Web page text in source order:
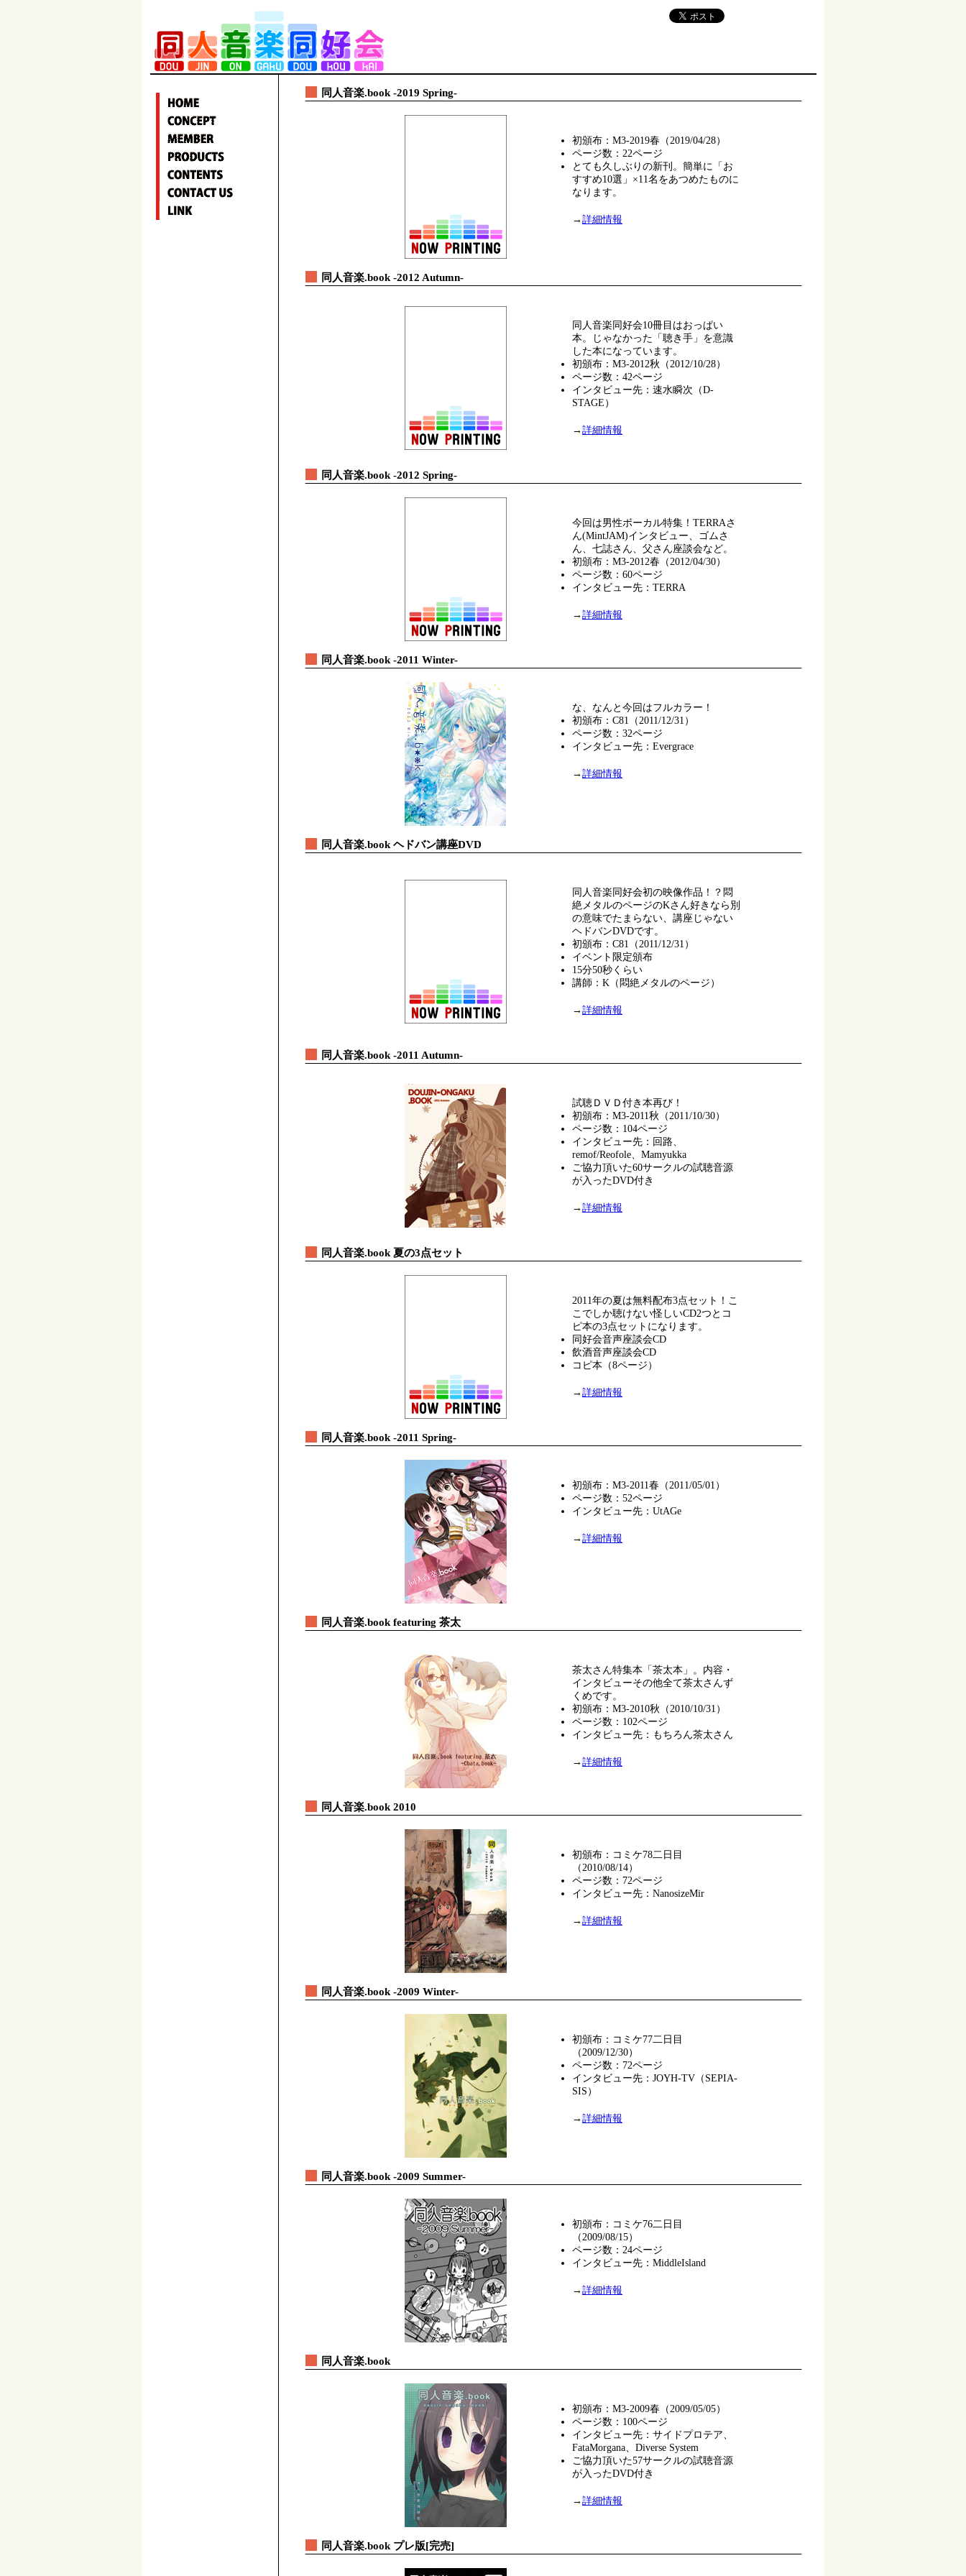
同人音楽.book -2019 Spring-
初頒布：M3-2019春（2019/04/28）
ページ数：22ページ
とても久しぶりの新刊。簡単に「お
すすめ10選」×11名をあつめたものに
なります。
→ 詳細情報
同人音楽.book -2012 Autumn-
同人音楽同好会10冊目はおっぱい
本。じゃなかった「聴き手」を意識
した本になっています。
初頒布：M3-2012秋（2012/10/28）
ページ数：42ページ
インタビュー先：速水瞬次（D-
STAGE）
→ 詳細情報
同人音楽.book -2012 Spring-
今回は男性ボーカル特集！TERRAさ
ん(MintJAM)インタビュー、ゴムさ
ん、七誌さん、父さん座談会など。
初頒布：M3-2012春（2012/04/30）
ページ数：60ページ
インタビュー先：TERRA
→ 詳細情報
同人音楽.book -2011 Winter-
な、なんと今回はフルカラー！
初頒布：C81（2011/12/31）
ページ数：32ページ
インタビュー先：Evergrace
→ 詳細情報
同人音楽.book ヘドバン講座DVD
同人音楽同好会初の映像作品！？悶
絶メタルのページのKさん好きなら別
の意味でたまらない、講座じゃない
ヘドバンDVDです。
初頒布：C81（2011/12/31）
イベント限定頒布
15分50秒くらい
講師：K（悶絶メタルのページ）
→ 詳細情報
同人音楽.book -2011 Autumn-
試聴ＤＶＤ付き本再び！
初頒布：M3-2011秋（2011/10/30）
ページ数：104ページ
インタビュー先：回路、
remof/Reofole、Mamyukka
ご協力頂いた60サークルの試聴音源
が入ったDVD付き
→ 詳細情報
同人音楽.book 夏の3点セット
2011年の夏は無料配布3点セット！こ
こでしか聴けない怪しいCD2つとコ
ピ本の3点セットになります。
同好会音声座談会CD
飲酒音声座談会CD
コピ本（8ページ）
→ 詳細情報
同人音楽.book -2011 Spring-
初頒布：M3-2011春（2011/05/01）
ページ数：52ページ
インタビュー先：UtAGe
→ 詳細情報
同人音楽.book featuring 茶太
茶太さん特集本「茶太本」。内容・
インタビューその他全て茶太さんず
くめです。
初頒布：M3-2010秋（2010/10/31）
ページ数：102ページ
インタビュー先：もちろん茶太さん
→ 詳細情報
同人音楽.book 2010
初頒布：コミケ78二日目
（2010/08/14）
ページ数：72ページ
インタビュー先：NanosizeMir
→ 詳細情報
同人音楽.book -2009 Winter-
初頒布：コミケ77二日目
（2009/12/30）
ページ数：72ページ
インタビュー先：JOYH-TV（SEPIA-
SIS）
→ 詳細情報
同人音楽.book -2009 Summer-
初頒布：コミケ76二日目
（2009/08/15）
ページ数：24ページ
インタビュー先：MiddleIsland
→ 詳細情報
同人音楽.book
初頒布：M3-2009春（2009/05/05）
ページ数：100ページ
インタビュー先：サイドプロテア、
FataMorgana、Diverse System
ご協力頂いた57サークルの試聴音源
が入ったDVD付き
→ 詳細情報
同人音楽.book プレ版[完売]